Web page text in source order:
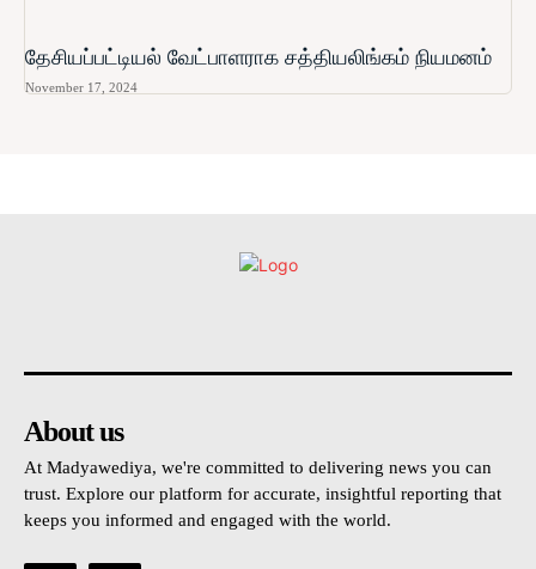
தேசியப்பட்டியல் வேட்பாளராக சத்தியலிங்கம் நியமனம்
November 17, 2024
About us
At Madyawediya, we're committed to delivering news you can
trust. Explore our platform for accurate, insightful reporting that
keeps you informed and engaged with the world.